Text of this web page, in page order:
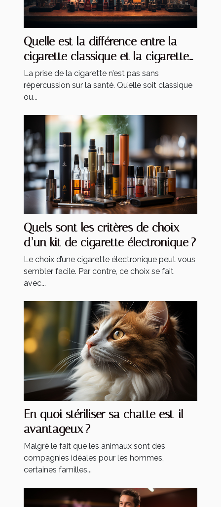
Quelle est la différence entre la
cigarette classique et la cigarette
électronique ?
La prise de la cigarette n’est pas sans
répercussion sur la santé. Qu’elle soit classique
ou...
Quels sont les critères de choix
d’un kit de cigarette électronique ?
Le choix d’une cigarette électronique peut vous
sembler facile. Par contre, ce choix se fait
avec...
En quoi stériliser sa chatte est-il
avantageux ?
Malgré le fait que les animaux sont des
compagnies idéales pour les hommes,
certaines familles...